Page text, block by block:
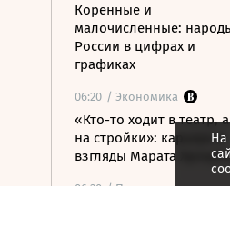
Коренные и
малочисленные:
России в цифрах и
графиках
06:20 / Экономика
«Кто-то ходит в театр,
на стройки»: карьера и
взгляды Марата
06:20 / Политика
На